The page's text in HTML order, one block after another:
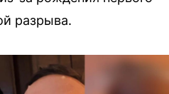
разрыва.